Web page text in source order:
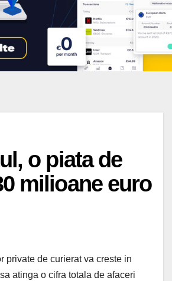
o piata de
milioane euro
private de curierat va creste in
atinga o cifra totala de afaceri